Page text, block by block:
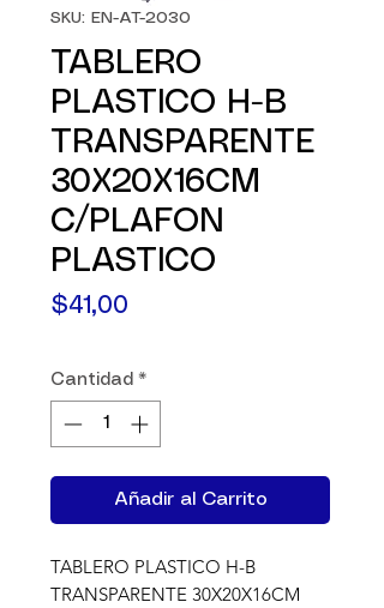
SKU: EN-AT-2030
TABLERO
PLASTICO H-B
TRANSPARENTE
30X20X16CM
C/PLAFON
PLASTICO
$41,00
Cantidad *
Añadir al Carrito
TABLERO PLASTICO H-B
TRANSPARENTE 30X20X16CM